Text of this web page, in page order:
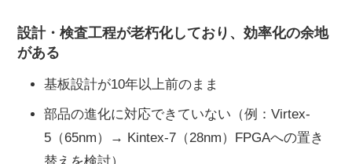
設計・検査工程が老朽化しており、効率化の余地
がある
基板設計が10年以上前のまま
部品の進化に対応できていない（例：Virtex-
5（65nm）→ Kintex-7（28nm）FPGAへの置き